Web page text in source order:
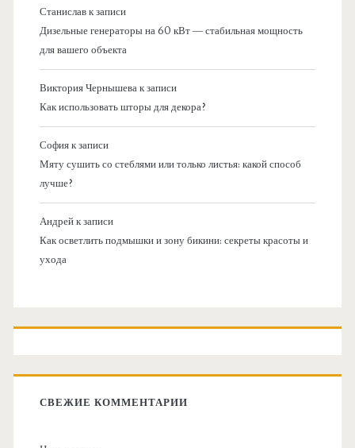
Станиславк записи
Дизельные генераторы на 60 кВт — стабильная мощность
для вашего объекта
Виктория Чернышевак записи
Как использовать шторы для декора?
Софияк записи
Мяту сушить со стеблями или только листья: какой способ
лучше?
Андрейк записи
Как осветлить подмышки и зону бикини: секреты красоты и
ухода
СВЕЖИЕ КОММЕНТАРИИ